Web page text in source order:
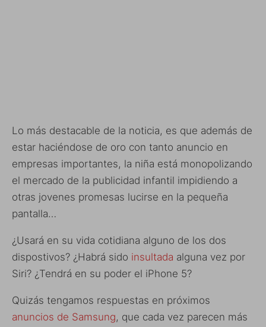
Lo más destacable de la noticia, es que además de
estar haciéndose de oro con tanto anuncio en
empresas importantes, la niña está monopolizando
el mercado de la publicidad infantil impidiendo a
otras jovenes promesas lucirse en la pequeña
pantalla…
¿Usará en su vida cotidiana alguno de los dos
dispostivos? ¿Habrá sido insultada alguna vez por
Siri? ¿Tendrá en su poder el iPhone 5?
Quizás tengamos respuestas en próximos
anuncios de Samsung, que cada vez parecen más